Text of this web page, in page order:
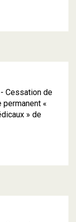
Cessation de
«
» de